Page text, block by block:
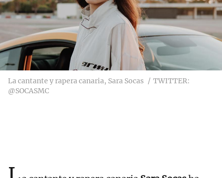
La cantante y rapera canaria, Sara Socas
TWITTER:
@SOCASMC